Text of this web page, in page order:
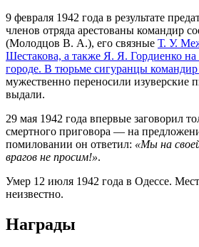
9 февраля 1942 года в результате
членов отряда арестованы командир
(Молодцов В. А.), его связные Т. У.
Шестакова, а также Я. Я. Гордиенко на
городе. В тюрьме сигуранцы
мужественно переносили изуверские
выдали.
29 мая 1942 года впервые заговорил
смертного приговора — на
помиловании он ответил: «Мы на
врагов не просим!».
Умер 12 июля 1942 года в Одессе.
неизвестно.
Награды